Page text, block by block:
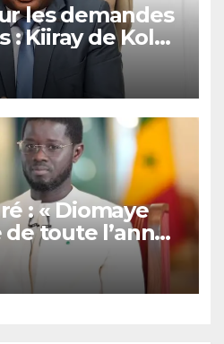
les demandes
: Kiiray de Kolda
à
Dianté
: « Diomaye
toute l’année
les
dans la